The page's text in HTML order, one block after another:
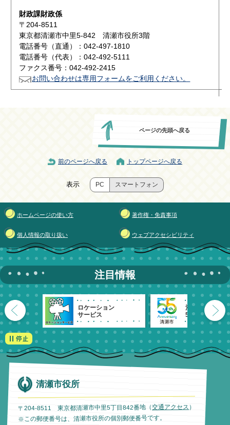
財政課財政係
〒204-8511
東京都清瀬市中里5-842 清瀬市役所3階
電話番号（直通）：042-497-1810
電話番号（代表）：042-492-5111
ファクス番号：042-492-2415
お問い合わせは専用フォームをご利用ください。
ページの先頭へ戻る
前のページへ戻る トップページへ戻る
表示 PC スマートフォン
ホームページの使い方 著作権・免責事項
個人情報の取り扱い ウェブアクセシビリティ
注目情報
ロケーション
サービス
清瀬市
55周年記念
清瀬市役所
〒204-8511 東京都清瀬市中里5丁目842番地（交通アクセス ）
※この郵便番号は、清瀬市役所の個別郵便番号です。